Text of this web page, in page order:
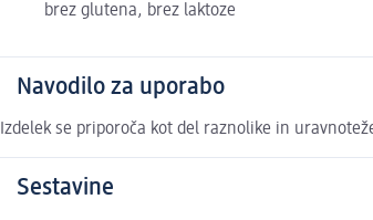
brez glutena, brez laktoze
Navodilo za uporabo
Izdelek se priporoča kot del raznolike in
Sestavine